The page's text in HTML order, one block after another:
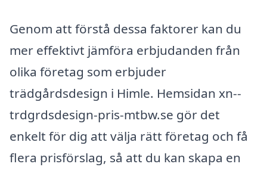
Genom att förstå dessa faktorer kan du
mer effektivt jämföra erbjudanden från
olika företag som erbjuder
trädgårdsdesign i Himle. Hemsidan xn--
trdgrdsdesign-pris-mtbw.se gör det
enkelt för dig att välja rätt företag och få
flera prisförslag, så att du kan skapa en